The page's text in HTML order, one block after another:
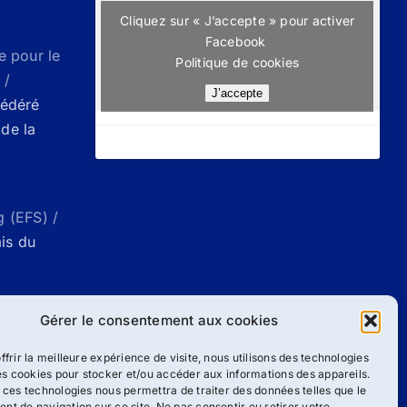
Gérer le consentement aux cookies
la meilleure expérience de visite, nous utilisons des technologies
cookies pour stocker et/ou accéder aux informations des appareils.
technologies nous permettra de traiter des données telles que le
pour le
/
la
(EFS) /
du
Liste des
Cliquez sur « J’accepte » pour activer
Facebook
Politique de cookies
J’accepte